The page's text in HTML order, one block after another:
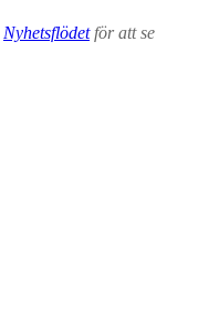
Nyhetsflödetför att se